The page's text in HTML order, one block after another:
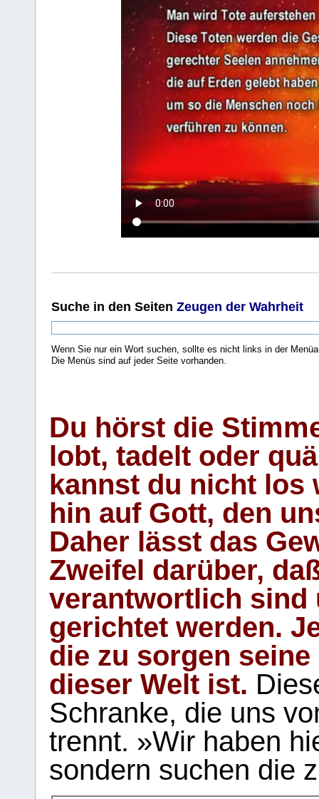
Suche in den Seiten Zeugen der Wahrheit
Wenn Sie nur ein Wort suchen, sollte es nicht links in der
Die Menüs sind auf jeder Seite vorhanden..
Du hörst die
lobt, tadelt oder
kannst du nicht los
hin auf Gott, den
Daher lässt das
Zweifel darüber,
verantwortlich sind
gerichtet werden.
die zu sorgen
dieser Welt ist.
Schranke, die uns
trennt. »Wir haben
sondern suchen die